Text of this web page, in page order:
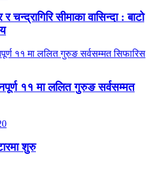
चन्द्रागिरि सीमाका वासिन्दा : बाटो
११ मा ललित गुरुङ सर्वसम्मत
शुरु